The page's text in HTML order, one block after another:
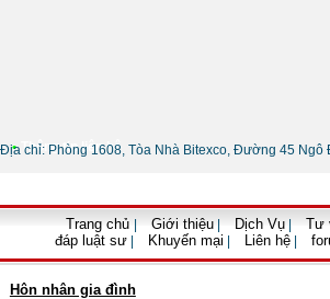
• Thông tin liên hệ
Địa chỉ: Phòng 1608, Tòa Nhà Bitexco, Đường 45
Trang chủ Giới thiệu Dịch Vụ Tư
đáp luật sư
Khuyến mại Liên hệ
Hôn nhân gia đình